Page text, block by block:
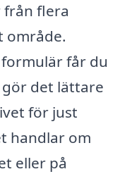
flera
område.
får du
det lättare
för just
handlar om
eller på